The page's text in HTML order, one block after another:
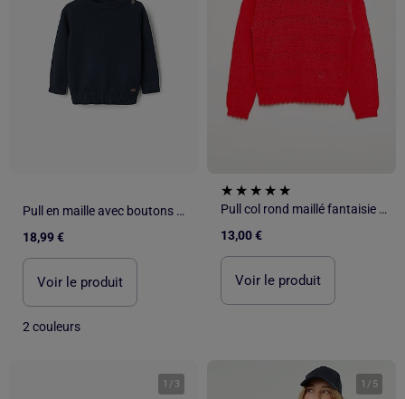
Pull en maille avec boutons sur l'épaule
18,99 €
Voir le produit
2 couleurs
Pull col rond maillé fantaisie avec motifs ajourés en coton
13,00 €
Voir le produit
1 / 3 1 / 5